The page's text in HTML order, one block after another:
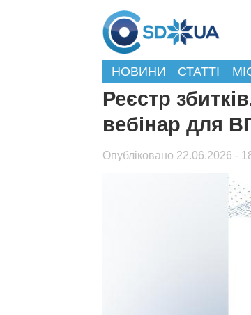
НОВИНИ СТАТТІ
Реєстр
вебінар для
Опубліковано 22.06.2026 -